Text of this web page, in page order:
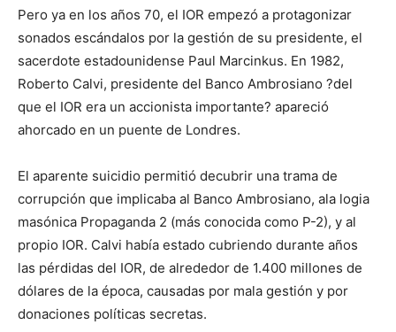
Pero ya en los años 70, el IOR empezó a protagonizar
sonados escándalos por la gestión de su presidente, el
sacerdote estadounidense Paul Marcinkus. En 1982,
Roberto Calvi, presidente del Banco Ambrosiano ?del
que el IOR era un accionista importante? apareció
ahorcado en un puente de Londres.
El aparente suicidio permitió decubrir una trama de
corrupción que implicaba al Banco Ambrosiano, ala logia
masónica Propaganda 2 (más conocida como P-2), y al
propio IOR. Calvi había estado cubriendo durante años
las pérdidas del IOR, de alrededor de 1.400 millones de
dólares de la época, causadas por mala gestión y por
donaciones políticas secretas.